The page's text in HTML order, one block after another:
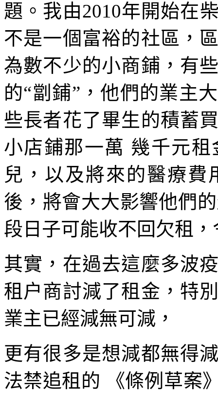
題。我由2010年開始在
不是一個富裕的社區，
為數不少的小商鋪，有
的“劏鋪”，他們的業主
些長者花了畢生的積蓄
小店鋪那一萬 幾千元
兒，以及將來的醫療
後，將會大大影響他們
段日子可能收不回欠租
其實，在過去這麼多波
租户商討減了租金，特
業主已經減無可減，
更有很多是想減都無得
法禁追租的 《條例草案